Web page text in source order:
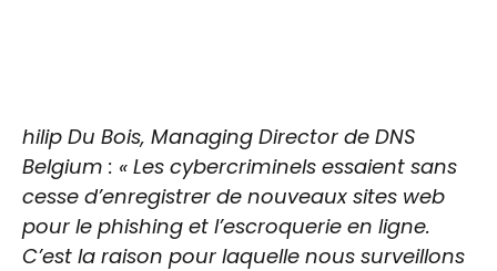
hilip Du Bois, Managing Director de DNS
Belgium : « Les cybercriminels essaient sans
cesse d’enregistrer de nouveaux sites web
pour le phishing et l’escroquerie en ligne.
C’est la raison pour laquelle nous surveillons